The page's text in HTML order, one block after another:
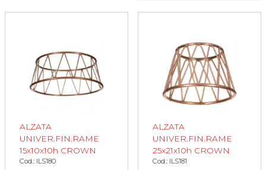
ALZATA
UNIVER.FIN.RAME
15x10x10h CROWN
Cod.: ILS180
ALZATA
UNIVER.FIN.RAME
25x21x10h CROWN
Cod.: ILS181